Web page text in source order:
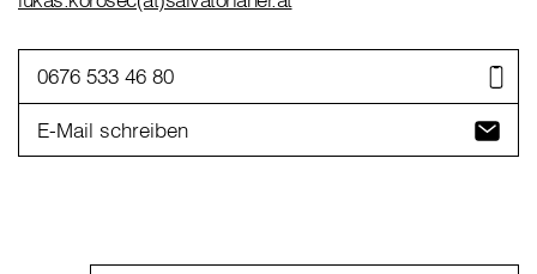
0676 533 46 80
E-Mail schreiben